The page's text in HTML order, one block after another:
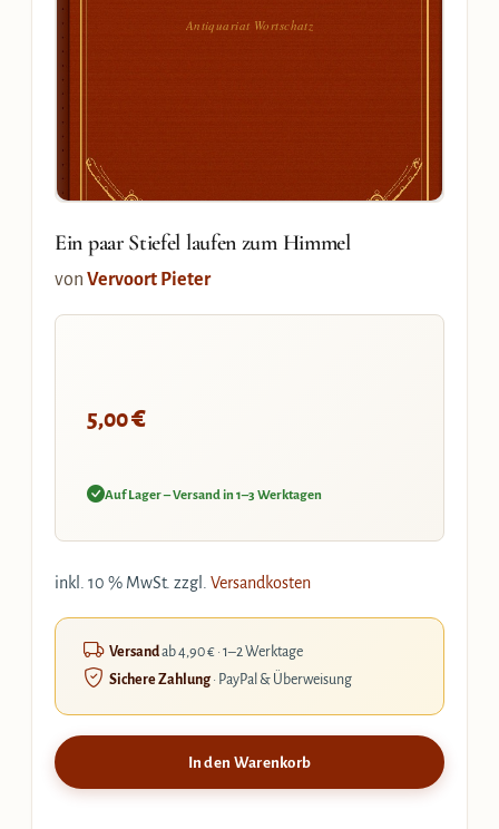
Antiquariat Wortschatz
Ein paar Stiefel laufen zum Himmel
von Vervoort Pieter
5,00€
Auf Lager – Versand in 1–3 Werktagen
inkl. 10 % MwSt. zzgl. Versandkosten
Versandab 4,90 € · 1–2 Werktage
Sichere Zahlung· PayPal & Überweisung
In den Warenkorb